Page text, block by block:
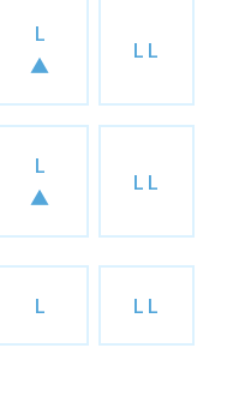
L
▲
LL
L
▲
LL
L LL